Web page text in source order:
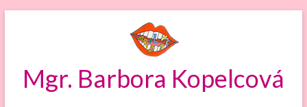
Mgr. Barbora Kopelcová